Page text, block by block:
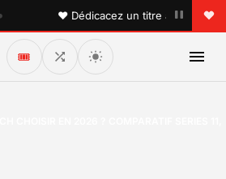
♥ Dédicacez un titre à vos
🎟️